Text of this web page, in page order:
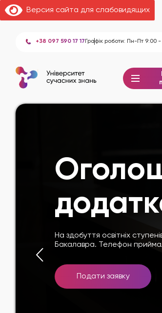
Версия сайта для слабовидящих
+38 097 590 17 17 Графік роботи: Пн-Пт 9:00 -
На здобуття освітніх
Бакалавра. Телефон
Подати заявку